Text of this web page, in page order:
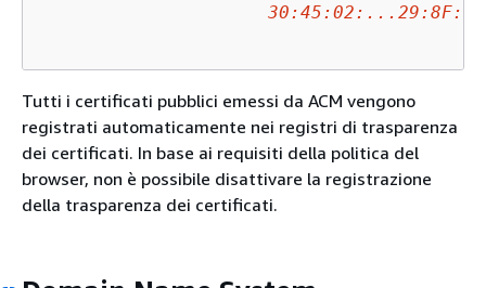
30:45:02:...29:8F:6C
Tutti i certificati pubblici emessi da ACM vengono
registrati automaticamente nei registri di trasparenza
dei certificati. In base ai requisiti della politica del
browser, non è possibile disattivare la registrazione
della trasparenza dei certificati.